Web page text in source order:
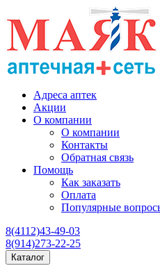
Адреса аптек
Акции
О компании
О компании
Контакты
Обратная связь
Помощь
Как заказать
Оплата
Популярные
8(4112)43-49-03
8(914)273-22-25
Каталог